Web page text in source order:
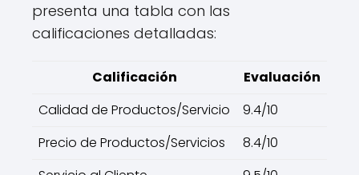
presenta una tabla con las
calificaciones detalladas:
Calificación
Evaluación
Calidad de Productos/Servicio
9.4/10
Precio de Productos/Servicios
8.4/10